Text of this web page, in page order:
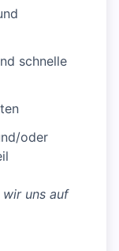
schnelle
oder
wir uns auf